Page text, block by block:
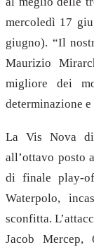
mercoledì 17
giugno). “Il
Maurizio
migliore dei
determinazione
La Vis Nova di
all’ottavo posto
di finale play-
Waterpolo,
sconfitta.
Jacob